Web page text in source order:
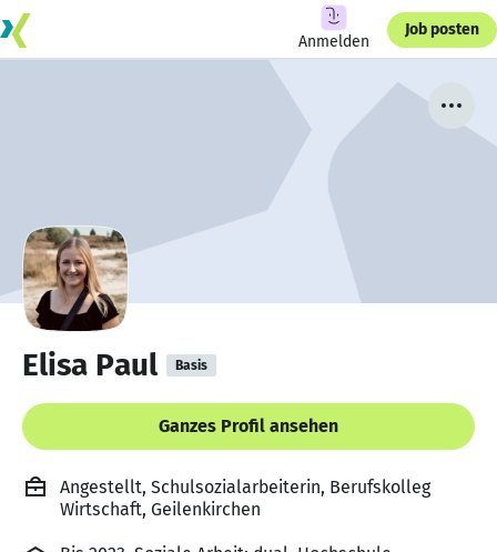
Anmelden
Job posten
Elisa Paul Basis
Ganzes Profil ansehen
Angestellt, Schulsozialarbeiterin, Berufskolleg
Wirtschaft, Geilenkirchen